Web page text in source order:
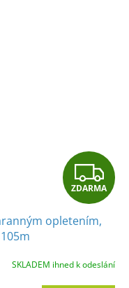
Z
D
R
ZDARMA
opletením,
SKLADEM ihned k odeslání